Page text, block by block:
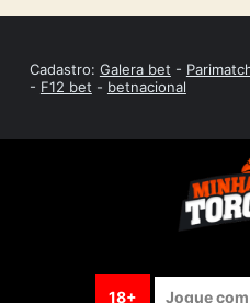
Cadastro: Galera bet -
- F12 bet - betnacional
18+ Jogue